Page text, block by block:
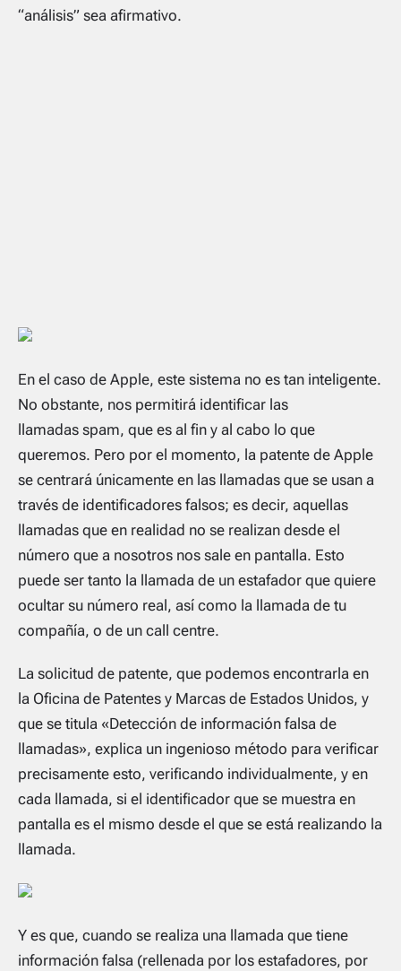
“análisis” sea afirmativo.
En el caso de Apple, este sistema no es tan inteligente.
No obstante, nos permitirá identificar las
llamadas spam, que es al fin y al cabo lo que
queremos. Pero por el momento, la patente de Apple
se centrará únicamente en las llamadas que se usan a
través de identificadores falsos; es decir, aquellas
llamadas que en realidad no se realizan desde el
número que a nosotros nos sale en pantalla. Esto
puede ser tanto la llamada de un estafador que quiere
ocultar su número real, así como la llamada de tu
compañía, o de un call centre.
La solicitud de patente, que podemos encontrarla en
la Oficina de Patentes y Marcas de Estados Unidos, y
que se titula «Detección de información falsa de
llamadas», explica un ingenioso método para verificar
precisamente esto, verificando individualmente, y en
cada llamada, si el identificador que se muestra en
pantalla es el mismo desde el que se está realizando la
llamada.
Y es que, cuando se realiza una llamada que tiene
información falsa (rellenada por los estafadores, por